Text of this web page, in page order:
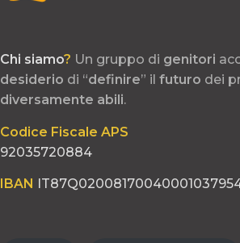
Chi siamo? Un gruppo di genitori
desiderio di “definire” il futuro dei
diversamente abili.
Codice Fiscale APS
92035720884
IBAN